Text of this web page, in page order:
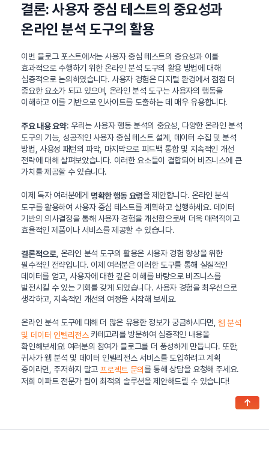
결론: 사용자 중심 테스트의 중요성과
온라인 분석 도구의 활용
이번 블로그 포스트에서는 사용자 중심 테스트의 중요성과 이를
효과적으로 수행하기 위한 온라인 분석 도구의 활용 방법에 대해
심층적으로 논의하였습니다. 사용자 경험은 디지털 환경에서 점점 더
중요한 요소가 되고 있으며, 온라인 분석 도구는 사용자의 행동을
이해하고 이를 기반으로 인사이트를 도출하는 데 매우 유용합니다.
주요 내용 요약: 우리는 사용자 행동 분석의 중요성, 다양한 온라인 분석
도구의 기능, 성공적인 사용자 중심 테스트 설계, 데이터 수집 및 분석
방법, 사용성 패턴의 파악, 마지막으로 피드백 통합 및 지속적인 개선
전략에 대해 살펴보았습니다. 이러한 요소들이 결합되어 비즈니스에 큰
가치를 제공할 수 있습니다.
이제 독자 여러분에게 명확한 행동 요령을 제안합니다. 온라인 분석
도구를 활용하여 사용자 중심 테스트를 계획하고 실행하세요. 데이터
기반의 의사결정을 통해 사용자 경험을 개선함으로써 더욱 매력적이고
효율적인 제품이나 서비스를 제공할 수 있습니다.
결론적으로 , 온라인 분석 도구의 활용은 사용자 경험 향상을 위한
필수적인 전략입니다. 이제 여러분은 이러한 도구를 통해 실질적인
데이터를 얻고, 사용자에 대한 깊은 이해를 바탕으로 비즈니스를
발전시킬 수 있는 기회를 갖게 되었습니다. 사용자 경험을 최우선으로
생각하고, 지속적인 개선의 여정을 시작해 보세요.
온라인 분석 도구에 대해 더 많은 유용한 정보가 궁금하시다면,웹 분석
및 데이터 인텔리전스카테고리를 방문하여 심층적인 내용을
확인해보세요! 여러분의 참여가 블로그를 더 풍성하게 만듭니다. 또한,
귀사가 웹 분석 및 데이터 인텔리전스 서비스를 도입하려고 계획
중이라면, 주저하지 말고 프로젝트 문의 를 통해 상담을 요청해 주세요.
저희 이파트 전문가 팀이 최적의 솔루션을 제안해드릴 수 있습니다!
↑